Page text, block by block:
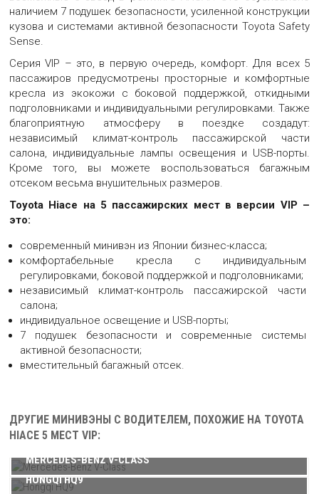
Большая картинка минивэна Toyota Hiace 5 мест VIP
Большая картинка минивэна Toyota Hiace 5 мест VIP
МИНИВЭН TOYOTA HIACE 5 МЕСТ VIP
Большая картинка минивэна Toyota Hiace 5 мест VIP
Большая картинка минивэна Toyota Hiace 5 мест VIP
МИНИВЭН TOYOTA HIACE 5 МЕСТ VIP
Большая картинка минивэна Toyota Hiace 5 мест VIP
МИНИВЭН TOYOTA HIACE 5 МЕСТ VIP
Большая картинка минивэна Toyota Hiace 5 мест VIP
Большая картинка минивэна Toyota Hiace 5 мест VIP
МИНИВЭН TOYOTA HIACE 5 МЕСТ VIP
наличием 7 подушек безопасности, усиленной конструкции
кузова и системами активной безопасности Toyota Safety
Sense.
Серия VIP – это, в первую очередь, комфорт. Для всех 5
пассажиров предусмотрены просторные и комфортные
кресла из экокожи с боковой поддержкой, откидными
подголовниками и индивидуальными регулировками. Также
благоприятную атмосферу в поездке создадут:
независимый климат-контроль пассажирской части
салона, индивидуальные лампы освещения и USB-порты.
Кроме того, вы можете воспользоваться багажным
отсеком весьма внушительных размеров.
Toyota Hiace на 5 пассажирских мест в версии VIP –
это:
современный минивэн из Японии бизнес-класса;
комфортабельные кресла с индивидуальным
регулировками, боковой поддержкой и подголовниками;
независимый климат-контроль пассажирской части
салона;
индивидуальное освещение и USB-порты;
7 подушек безопасности и современные системы
активной безопасности;
вместительный багажный отсек.
ДРУГИЕ МИНИВЭНЫ С ВОДИТЕЛЕМ, ПОХОЖИЕ НА TOYOTA
HIACE 5 МЕСТ VIP:
МЕСТ В МИНИВЭНЕ: 6
В НАШЕМ АВТОПАРКЕ:3
ГОД ВЫПУСКА:2021-2025
MERCEDES-BENZ V-CLASS
МЕСТ В МИНИВЭНЕ: 5
5
ГОД ВЫПУСКА: 2023-2024
HONGQI HQ9
МЕСТ В МИНИВЭНЕ: 6